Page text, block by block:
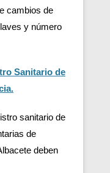
cambios de
y número
Sanitario de
sanitario de
de
deben